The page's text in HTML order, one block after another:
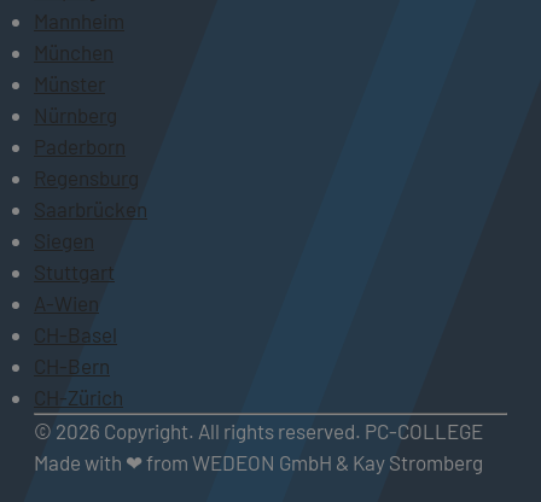
Mannheim
München
Münster
Nürnberg
Paderborn
Regensburg
Saarbrücken
Siegen
Stuttgart
A-Wien
CH-Basel
CH-Bern
CH-Zürich
© 2026 Copyright. All rights reserved. PC-COLLEGE
Made with ❤ from WEDEON GmbH & Kay Stromberg